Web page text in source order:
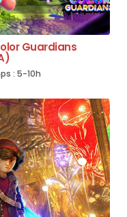
Guardians
: 5-10h